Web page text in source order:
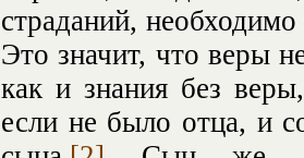
страданий,
Это значит, что веры
как и знания без
если не было отца, и